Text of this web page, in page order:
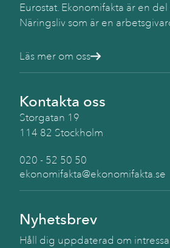
Eurostat. Ekonomifakta är en del
Näringsliv som är en
Läs mer om oss
Kontakta oss
Storgatan 19
114 82 Stockholm
020 - 52 50 50
ekonomifakta@ekonomifakta.se
Nyhetsbrev
Håll dig uppdaterad om